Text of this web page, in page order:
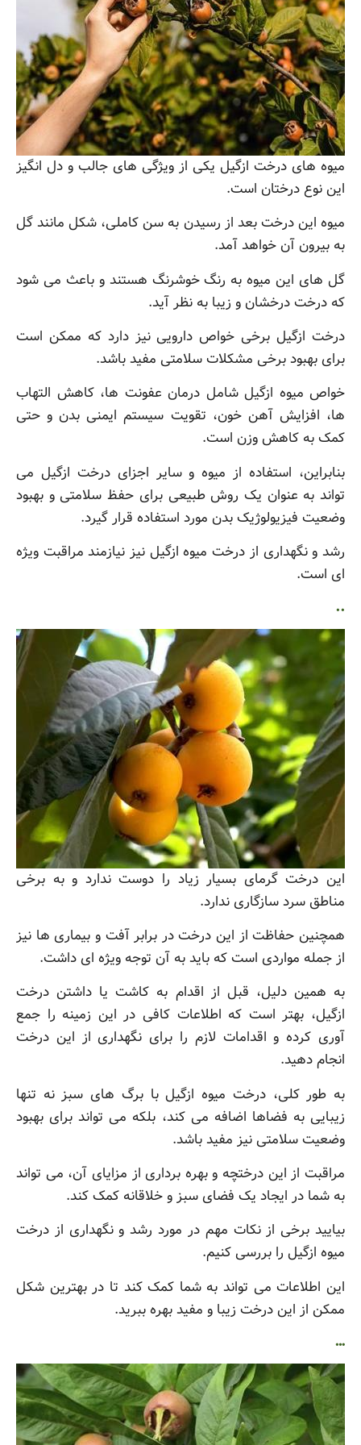
میوه های درخت ازگیل یکی از ویژگی های جالب و دل انگیز
این نوع درختان است.
میوه این درخت بعد از رسیدن به سن کاملی، شکل مانند گل
به بیرون آن خواهد آمد.
گل های این میوه به رنگ خوشرنگ هستند و باعث می شود
که درخت درخشان و زیبا به نظر آید.
درخت ازگیل برخی خواص دارویی نیز دارد که ممکن است
برای بهبود برخی مشکلات سلامتی مفید باشد.
خواص میوه ازگیل شامل درمان عفونت ها، کاهش التهاب
ها، افزایش آهن خون، تقویت سیستم ایمنی بدن و حتی
کمک به کاهش وزن است.
بنابراین، استفاده از میوه و سایر اجزای درخت ازگیل می
تواند به عنوان یک روش طبیعی برای حفظ سلامتی و بهبود
وضعیت فیزیولوژیک بدن مورد استفاده قرار گیرد.
رشد و نگهداری از درخت میوه ازگیل نیز نیازمند مراقبت ویژه
ای است.
..
این درخت گرمای بسیار زیاد را دوست ندارد و به برخی
مناطق سرد سازگاری ندارد.
همچنین حفاظت از این درخت در برابر آفت و بیماری ها نیز
از جمله مواردی است که باید به آن توجه ویژه ای داشت.
به همین دلیل، قبل از اقدام به کاشت یا داشتن درخت
ازگیل، بهتر است که اطلاعات کافی در این زمینه را جمع
آوری کرده و اقدامات لازم را برای نگهداری از این درخت
انجام دهید.
به طور کلی، درخت میوه ازگیل با برگ های سبز نه تنها
زیبایی به فضاها اضافه می کند، بلکه می تواند برای بهبود
وضعیت سلامتی نیز مفید باشد.
مراقبت از این درختچه و بهره برداری از مزایای آن، می تواند
به شما در ایجاد یک فضای سبز و خلاقانه کمک کند.
بیایید برخی از نکات مهم در مورد رشد و نگهداری از درخت
میوه ازگیل را بررسی کنیم.
این اطلاعات می تواند به شما کمک کند تا در بهترین شکل
ممکن از این درخت زیبا و مفید بهره ببرید.
…